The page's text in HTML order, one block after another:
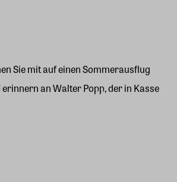
Sie mit auf einen Sommerausflug
an Walter Popp, der in Kasse